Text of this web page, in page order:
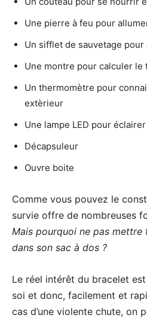
Une pierre à feu pour
Un sifflet de sauvetage pour
Une montre pour calculer le
Un thermomètre pour
extèrieur
Une lampe LED pour éclairer
Décapsuleur
Ouvre boite
Comme vous pouvez le
survie offre de nombreuses
Mais pourquoi ne pas mettre
dans son sac à dos ?
Le réel intérêt du bracelet
soi et donc, facilement et
cas d’une violente chute, on